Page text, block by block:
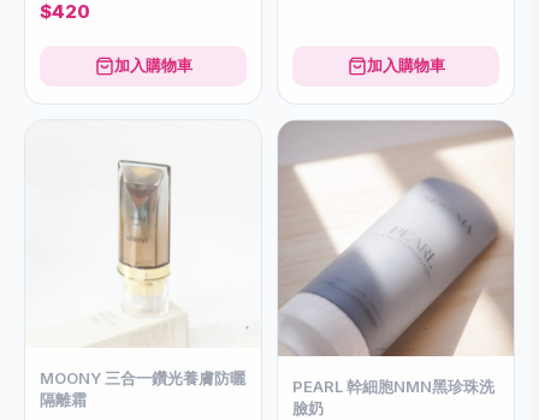
$420
加入購物車 加入購物車
MOONY 三合一鑽光養膚防曬
隔離霜
PEARL 幹細胞NMN黑珍珠洗
臉奶